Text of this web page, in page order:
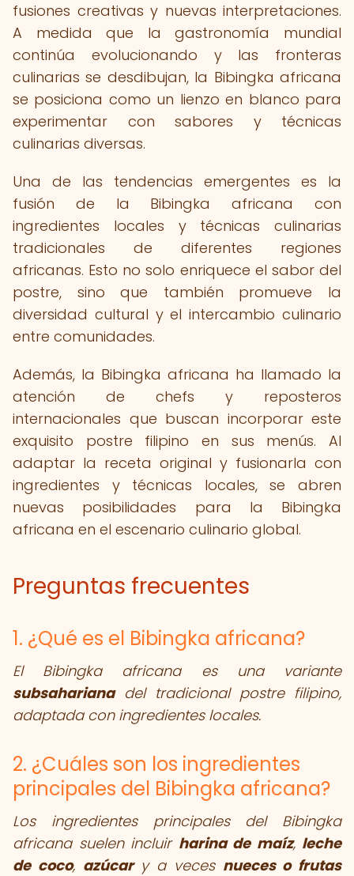
fusiones creativas y nuevas interpretaciones.
A medida que la gastronomía mundial
continúa evolucionando y las fronteras
culinarias se desdibujan, la Bibingka africana
se posiciona como un lienzo en blanco para
experimentar con sabores y técnicas
culinarias diversas.
Una de las tendencias emergentes es la
fusión de la Bibingka africana con
ingredientes locales y técnicas culinarias
tradicionales de diferentes regiones
africanas. Esto no solo enriquece el sabor del
postre, sino que también promueve la
diversidad cultural y el intercambio culinario
entre comunidades.
Además, la Bibingka africana ha llamado la
atención de chefs y reposteros
internacionales que buscan incorporar este
exquisito postre filipino en sus menús. Al
adaptar la receta original y fusionarla con
ingredientes y técnicas locales, se abren
nuevas posibilidades para la Bibingka
africana en el escenario culinario global.
Preguntas frecuentes
1. ¿Qué es el Bibingka africana?
El Bibingka africana es una variante
subsaharianadel tradicional postre filipino,
adaptada con ingredientes locales.
2. ¿Cuáles son los ingredientes
principales del Bibingka africana?
Los ingredientes principales del Bibingka
africana suelen incluir harina de maíz, leche
de coco, azúcary a veces nueces o frutas